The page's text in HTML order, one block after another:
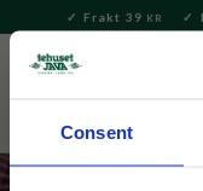
Consent
Meny
Frakt 39 KR